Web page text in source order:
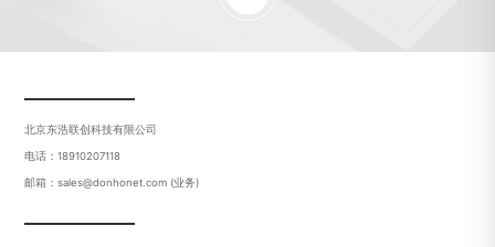
北京东浩联创科技有限公司
电话：18910207118
邮箱：sales@donhonet.com (业务)